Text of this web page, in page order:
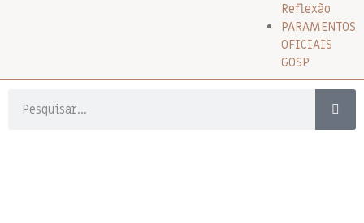
Reflexão
PARAMENTOS
OFICIAIS
GOSP